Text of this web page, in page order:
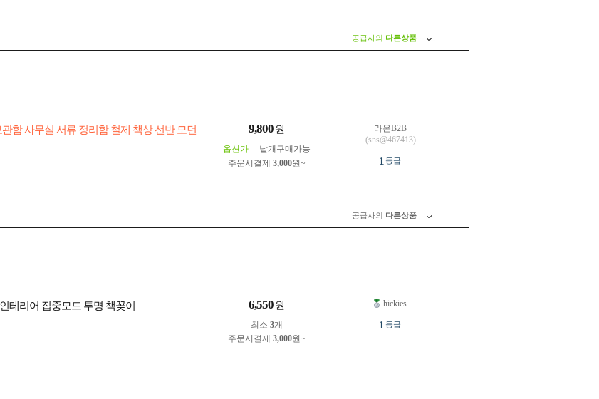
공급사의 다른상품
함 사무실 서류 정리함 철제 책상 선반 모던
9,800 원
옵션가
낱개구매가능
주문시결제 3,000원~
라온B2B
(sns@467413)
1 등급
공급사의 다른상품
테리어 집중모드 투명 책꽂이 6,550 원
최소 3개
주문시결제 3,000원~
hickies
1 등급